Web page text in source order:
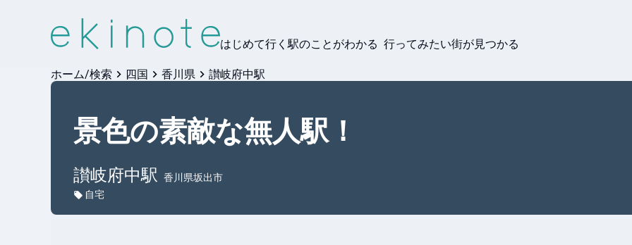
はじめて行く駅のことがわかる 行ってみたい街が見つかる
ホーム/検索 四国 香川県 讃岐府中駅
景色の素敵な無人駅！
讃岐府中駅
香川県坂出市
自宅